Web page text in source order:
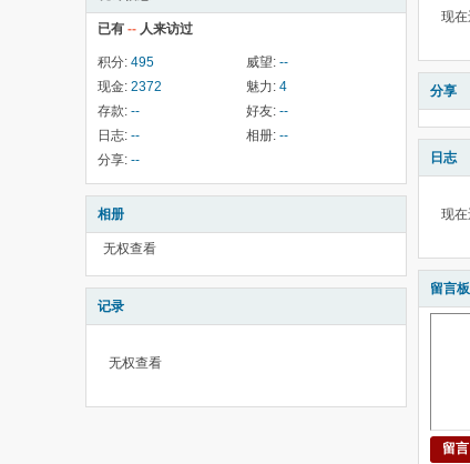
已有 -- 人来访过
积分: 495 威望: --
现金: 2372 魅力: 4
存款: -- 好友: --
日志: -- 相册: --
分享: --
相册
无权查看
记录
无权查看
现
分享
日志
现
留言板
留言